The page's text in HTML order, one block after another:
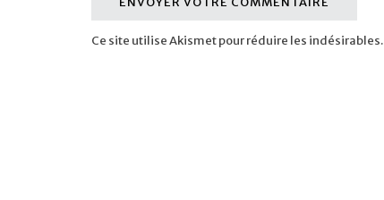
Ce site utilise Akismet pour réduire les indésirables.